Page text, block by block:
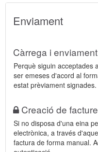
Enviament
Càrrega i
Perquè siguin acceptades
ser emeses d'acord al
estat prèviament signades.
Creació de
Si no disposa d'una eina
electrònica, a través
factura de forma manual.